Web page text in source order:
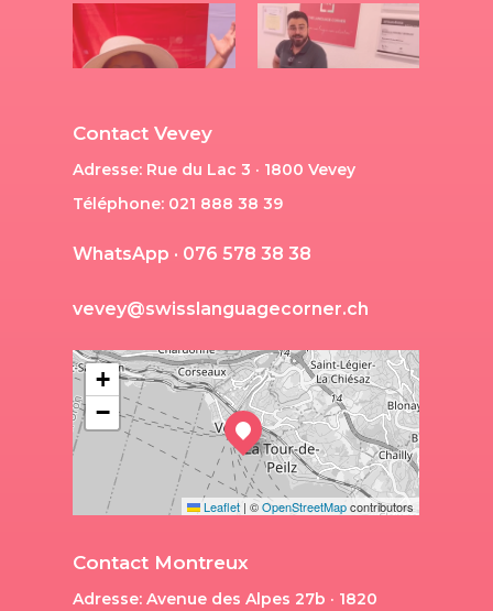
Contact Vevey
Adresse: Rue du Lac 3 · 1800 Vevey
Téléphone: 021 888 38 39
WhatsApp · 076 578 38 38
vevey@swisslanguagecorner.ch
+
−
Leaflet | ©OpenStreetMapcontributors
Contact Montreux
Adresse: Avenue des Alpes 27b · 1820